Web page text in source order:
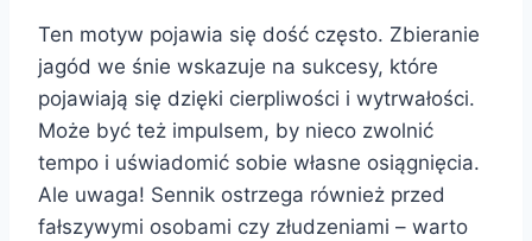
Ten motyw pojawia się dość często. Zbieranie
jagód we śnie wskazuje na sukcesy, które
pojawiają się dzięki cierpliwości i wytrwałości.
Może być też impulsem, by nieco zwolnić
tempo i uświadomić sobie własne osiągnięcia.
Ale uwaga! Sennik ostrzega również przed
fałszywymi osobami czy złudzeniami – warto